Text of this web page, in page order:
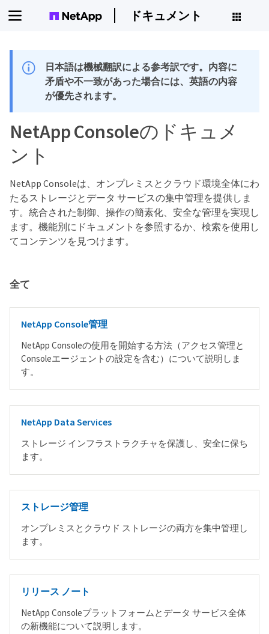
ドキュメント
日本語は機械翻訳による参考訳です。内容に
矛盾や不一致があった場合には、英語の内容
が優先されます。
NetApp Consoleのドキュメ
ント
NetApp Consoleは、オンプレミスとクラウド環境全体にわ
たるストレージとデータ サービスの集中管理を提供しま
す。統合された制御、操作の簡素化、安全な管理を実現し
ます。機能別にドキュメントを参照するか、検索を使用し
てコンテンツを見つけます。
全て
NetApp Console管理
NetApp Consoleの使用を開始する方法（アクセス管理と
Consoleエージェントの設定を含む）について説明しま
す。
NetApp Data Services
ストレージ インフラストラクチャを保護し、安全に保ち
ます。
ストレージ管理
オンプレミスとクラウド ストレージの両方を集中管理し
ます。
リリース ノート
NetApp Consoleプラットフォームとデータ サービス全体
の新機能について説明します。